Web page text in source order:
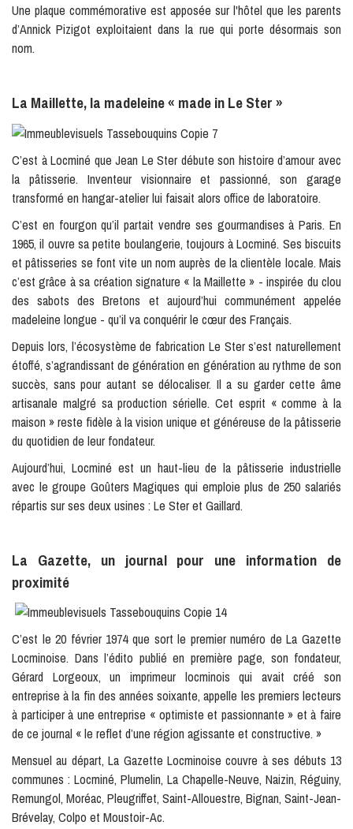
Une plaque commémorative est apposée sur l'hôtel que les parents
d’Annick Pizigot exploitaient dans la rue qui porte désormais son
nom.
La Maillette, la madeleine « made in Le Ster »
C’est à Locminé que Jean Le Ster débute son histoire d’amour avec
la pâtisserie. Inventeur visionnaire et passionné, son garage
transformé en hangar-atelier lui faisait alors office de laboratoire.
C’est en fourgon qu’il partait vendre ses gourmandises à Paris. En
1965, il ouvre sa petite boulangerie, toujours à Locminé. Ses biscuits
et pâtisseries se font vite un nom auprès de la clientèle locale. Mais
c’est grâce à sa création signature « la Maillette » - inspirée du clou
des sabots des Bretons et aujourd’hui communément appelée
madeleine longue - qu’il va conquérir le cœur des Français.
Depuis lors, l’écosystème de fabrication Le Ster s’est naturellement
étoffé, s’agrandissant de génération en génération au rythme de son
succès, sans pour autant se délocaliser. Il a su garder cette âme
artisanale malgré sa production sérielle. Cet esprit « comme à la
maison » reste fidèle à la vision unique et généreuse de la pâtisserie
du quotidien de leur fondateur.
Aujourd’hui, Locminé est un haut-lieu de la pâtisserie industrielle
avec le groupe Goûters Magiques qui emploie plus de 250 salariés
répartis sur ses deux usines : Le Ster et Gaillard.
La Gazette, un journal pour une information de
proximité
C’est le 20 février 1974 que sort le premier numéro de La Gazette
Locminoise. Dans l’édito publié en première page, son fondateur,
Gérard Lorgeoux, un imprimeur locminois qui avait créé son
entreprise à la fin des années soixante, appelle les premiers lecteurs
à participer à une entreprise « optimiste et passionnante » et à faire
de ce journal « le reflet d’une région agissante et constructive. »
Mensuel au départ, La Gazette Locminoise couvre à ses débuts 13
communes : Locminé, Plumelin, La Chapelle-Neuve, Naizin, Réguiny,
Remungol, Moréac, Pleugriffet, Saint-Allouestre, Bignan, Saint-Jean-
Brévelay, Colpo et Moustoir-Ac.